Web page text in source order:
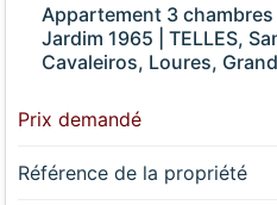
Appartement 3
Jardim 1965 | TELLES,
Cavaleiros, Loures,
Prix demandé
Référence de la propriété